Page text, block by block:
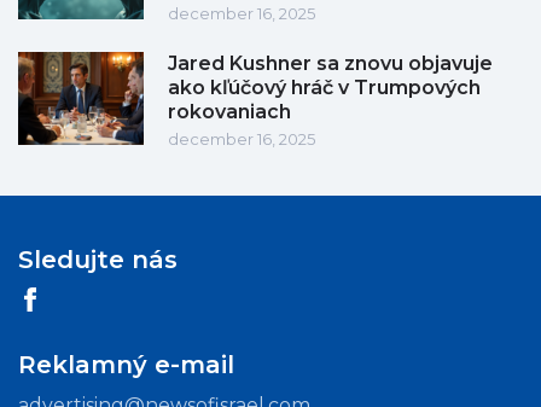
december 16, 2025
Jared Kushner sa znovu objavuje
ako kľúčový hráč v Trumpových
rokovaniach
december 16, 2025
Sledujte nás
Reklamný e-mail